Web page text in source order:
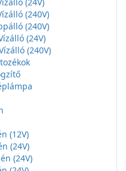
(240V)
(240V)
(24V)
(240V)
(12V)
(24V)
(24V)